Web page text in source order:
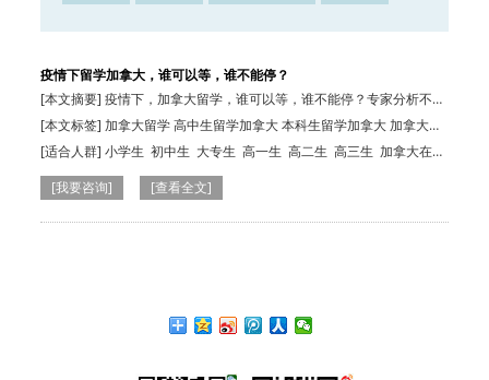
疫情下留学加拿大，谁可以等，谁不能停？
[本文摘要] 疫情下，加拿大留学，谁可以等，谁不能停？专家分析不同
人群的应对…
[本文标签] 加拿大留学 高中生留学加拿大 本科生留学加拿大 加拿大硕
士申请 加拿大留学移民
[适合人群] 小学生 初中生 大专生 高一生 高二生 高三生 加拿大在读
生 本科生 小学生 初中生 本科生
[我要咨询] [查看全文]